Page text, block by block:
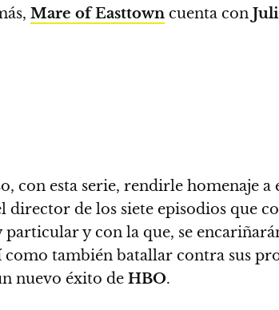
Mare of Easttown cuenta con
con esta serie, rendirle homenaje a
director de los siete episodios que
particulary con la que, se
también batallar contra sus
nuevo éxito de HBO.